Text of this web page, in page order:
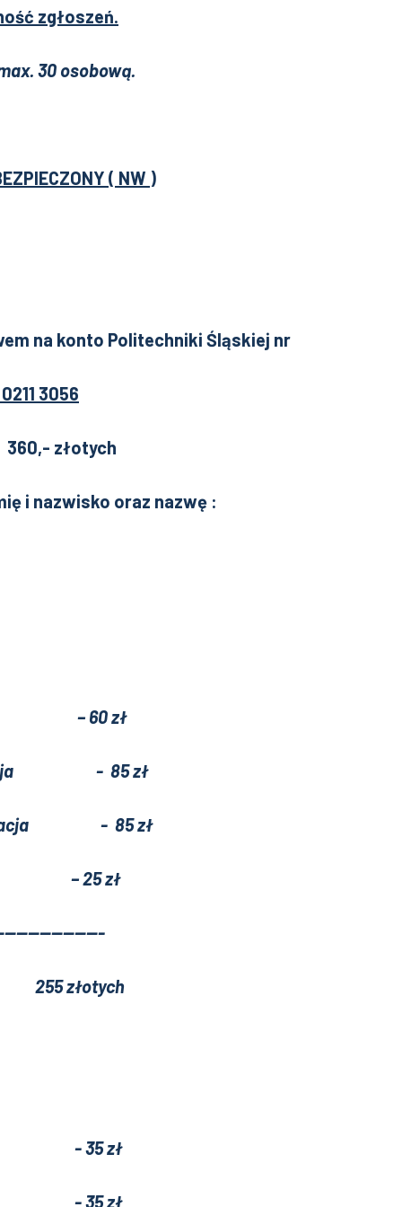
zgłoszeń.
30 osobową.
( NW )
na konto Politechniki Śląskiej nr
3056
złotych
i nazwisko oraz nazwę :
– 60 zł
kolacja - 85 zł
kolacja - 85 zł
– 25 zł
35 zł
35 zł